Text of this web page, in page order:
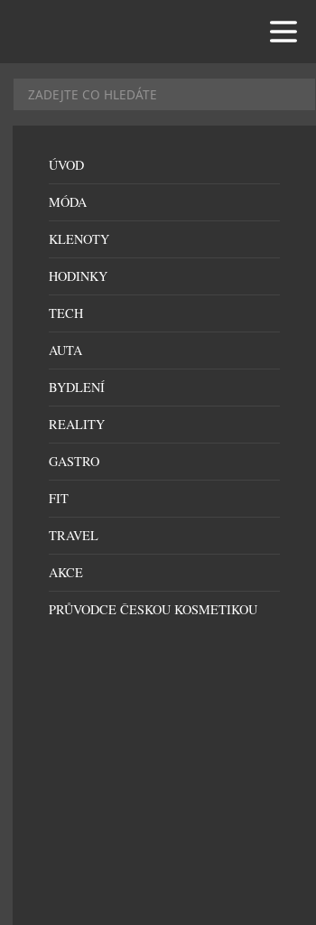
ÚVOD
MÓDA
KLENOTY
HODINKY
TECH
AUTA
BYDLENÍ
REALITY
GASTRO
FIT
TRAVEL
AKCE
PRŮVODCE ČESKOU KOSMETIKOU